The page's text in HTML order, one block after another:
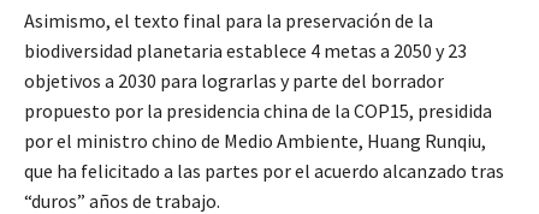
Asimismo, el texto final para la preservación de la
biodiversidad planetaria establece 4 metas a 2050 y 23
objetivos a 2030 para lograrlas y parte del borrador
propuesto por la presidencia china de la COP15, presidida
por el ministro chino de Medio Ambiente, Huang Runqiu,
que ha felicitado a las partes por el acuerdo alcanzado tras
“duros” años de trabajo.